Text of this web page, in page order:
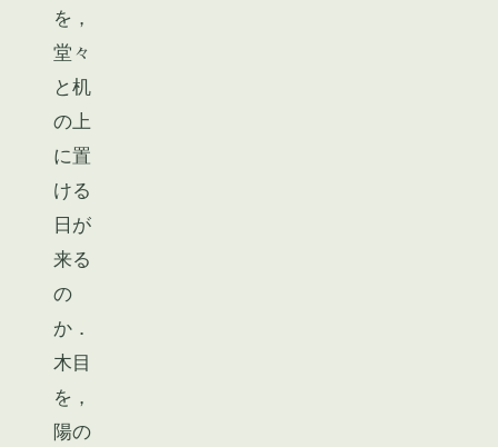
を，
堂々
と机
の上
に置
ける
日が
来る
の
か．
木目
を，
陽の